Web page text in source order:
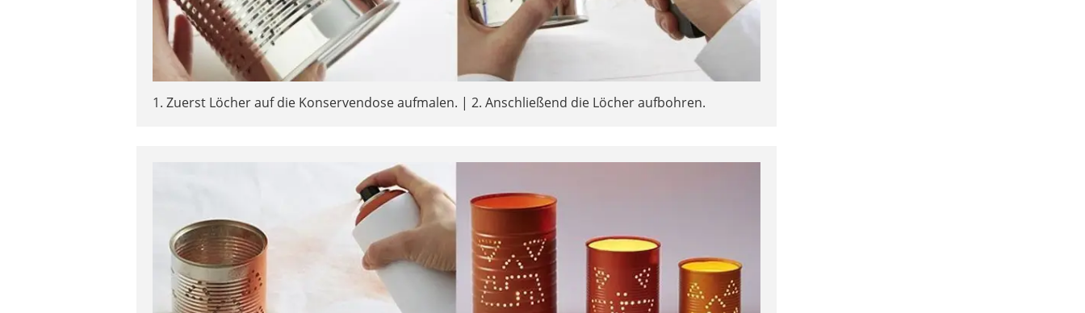
1. Zuerst Löcher auf die Konservendose aufmalen. | 2. Anschließend die Löcher aufbohren.